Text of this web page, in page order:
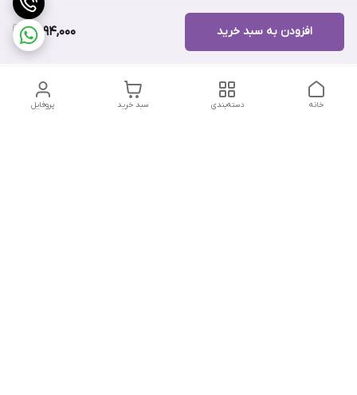
6,994,000 افزودن به سبد خرید
پروفایل سبد خرید دسته‌بندی خانه